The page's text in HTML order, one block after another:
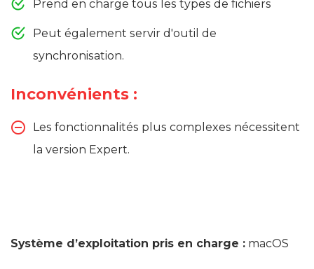
Prend en charge tous les types de fichiers
Peut également servir d'outil de
synchronisation.
Inconvénients :
Les fonctionnalités plus complexes nécessitent
la version Expert.
Système d’exploitation pris en charge : macOS